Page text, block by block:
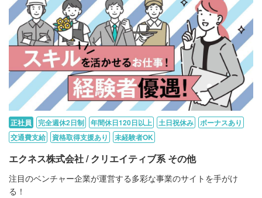
正社員 完全週休2日制 年間休日120日以上 土日祝休み
ボーナスあり
交通費支給
資格取得支援あり 未経験者OK
エクネス株式会社 / クリエイティブ系 その他
注目のベンチャー企業が運営する多彩な事業のサイトを手がけ
る！